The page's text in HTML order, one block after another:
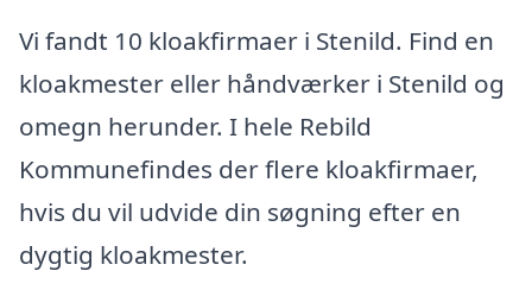
Vi fandt 10 kloakfirmaer i Stenild. Find en
kloakmester eller håndværker i Stenild og
omegn herunder. I hele Rebild
Kommunefindes der flere kloakfirmaer,
hvis du vil udvide din søgning efter en
dygtig kloakmester.